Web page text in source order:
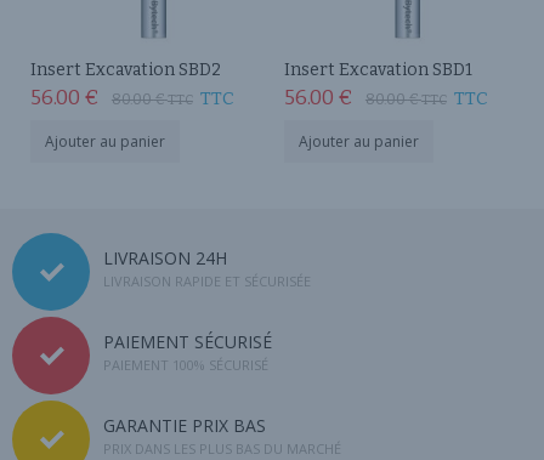
Insert Excavation SBD2
80.00€TTC
56.00 € TTC
Ajouter au panier
Insert Excavation SBD1
80.00€TTC
56.00 € TTC
Ajouter au panier
LIVRAISON 24H
LIVRAISON RAPIDE ET SÉCURISÉE
PAIEMENT SÉCURISÉ
PAIEMENT 100% SÉCURISÉ
GARANTIE PRIX BAS
PRIX DANS LES PLUS BAS DU MARCHÉ